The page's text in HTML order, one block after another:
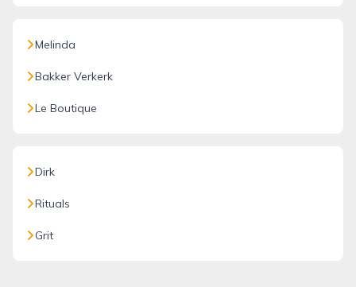
Melinda
Bakker Verkerk
Le Boutique
Dirk
Rituals
Grit